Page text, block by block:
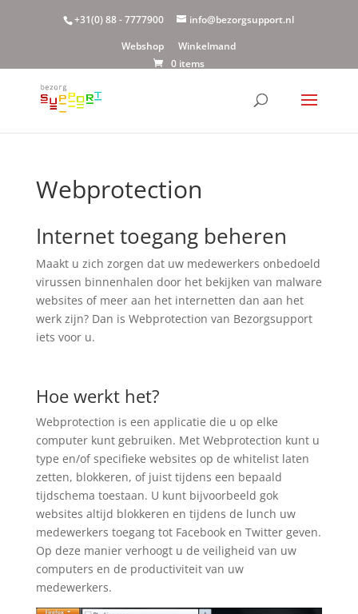
+31(0) 88 - 7777900
info@bezorgsupport.nl
Webshop
Winkelmand
0 items
Webprotection
Internet toegang beheren
Maakt u zich zorgen dat uw medewerkers onbedoeld
virussen binnenhalen door het bekijken van malware
websites of meer aan het internetten dan aan het
werk zijn? Dan is Webprotection van Bezorgsupport
iets voor u.
Hoe werkt het?
Webprotection is een applicatie die u op elke
computer kunt gebruiken. Met Webprotection kunt u
type en/of specifieke websites op de whitelist laten
zetten, blokkeren, of juist tijdens een bepaald
tijdschema toestaan. U kunt bijvoorbeeld gok
websites altijd blokkeren en tijdens de lunch uw
medewerkers toegang tot Facebook en Twitter geven.
Op deze manier verhoogt u de veiligheid van uw
computers en de productiviteit van uw
medewerkers.